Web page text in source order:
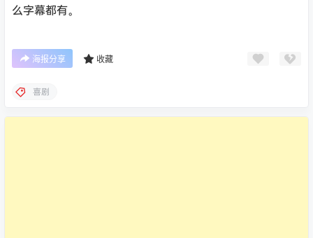
么字幕都有。
海报分享 收藏
喜剧